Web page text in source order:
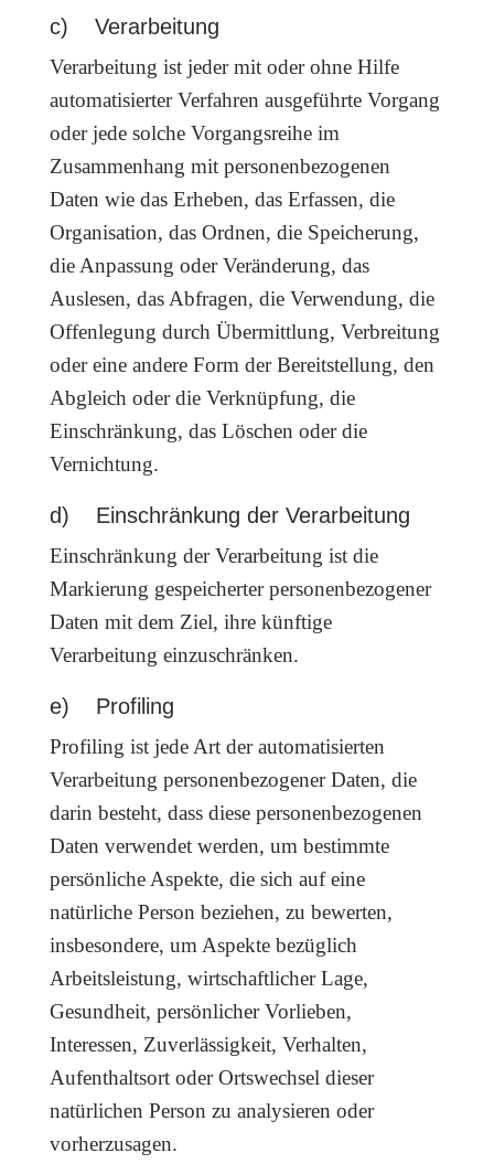
c) Verarbeitung
Verarbeitung ist jeder mit oder ohne Hilfe
automatisierter Verfahren ausgeführte Vorgang
oder jede solche Vorgangsreihe im
Zusammenhang mit personenbezogenen
Daten wie das Erheben, das Erfassen, die
Organisation, das Ordnen, die Speicherung,
die Anpassung oder Veränderung, das
Auslesen, das Abfragen, die Verwendung, die
Offenlegung durch Übermittlung, Verbreitung
oder eine andere Form der Bereitstellung, den
Abgleich oder die Verknüpfung, die
Einschränkung, das Löschen oder die
Vernichtung.
d) Einschränkung der Verarbeitung
Einschränkung der Verarbeitung ist die
Markierung gespeicherter personenbezogener
Daten mit dem Ziel, ihre künftige
Verarbeitung einzuschränken.
e) Profiling
Profiling ist jede Art der automatisierten
Verarbeitung personenbezogener Daten, die
darin besteht, dass diese personenbezogenen
Daten verwendet werden, um bestimmte
persönliche Aspekte, die sich auf eine
natürliche Person beziehen, zu bewerten,
insbesondere, um Aspekte bezüglich
Arbeitsleistung, wirtschaftlicher Lage,
Gesundheit, persönlicher Vorlieben,
Interessen, Zuverlässigkeit, Verhalten,
Aufenthaltsort oder Ortswechsel dieser
natürlichen Person zu analysieren oder
vorherzusagen.